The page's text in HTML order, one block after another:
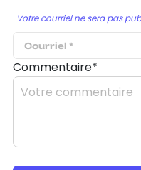
Votre courriel ne sera pas
Commentaire*